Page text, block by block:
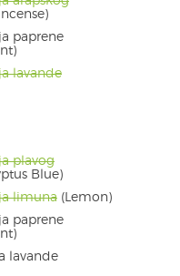
paprene
lavande
plavog
Blue)
limuna (Lemon)
paprene
lavande